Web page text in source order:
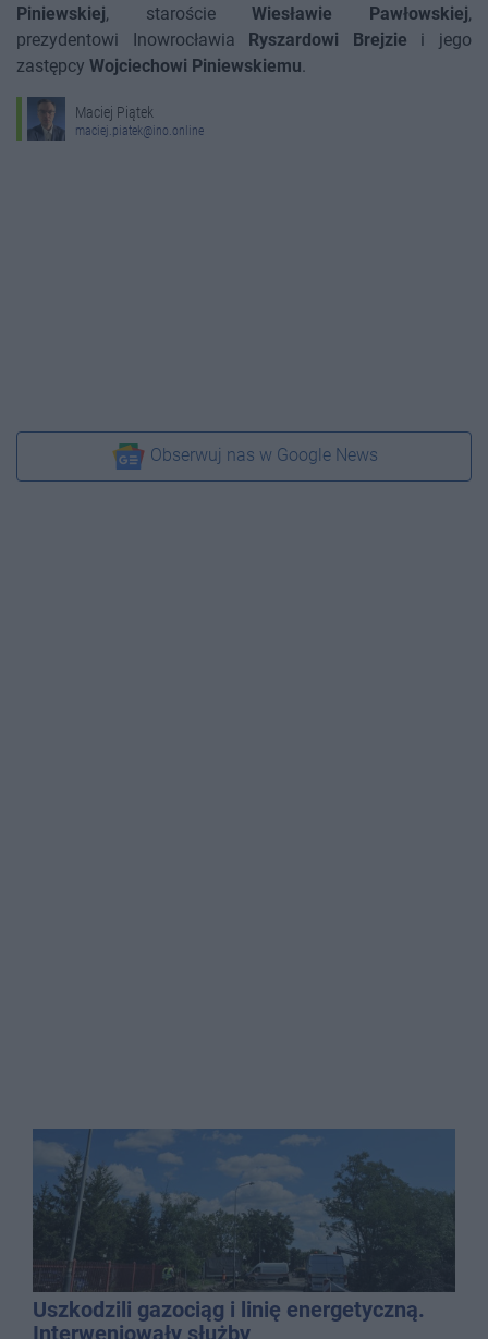
Piniewskiej, starościeWiesławie Pawłowskiej,
prezydentowi Inowrocławia Ryszardowi Brejzie i jego
zastępcy Wojciechowi Piniewskiemu.
Maciej Piątek
maciej.piatek@ino.online
Obserwuj nas w Google News
Uszkodzili gazociąg i linię energetyczną.